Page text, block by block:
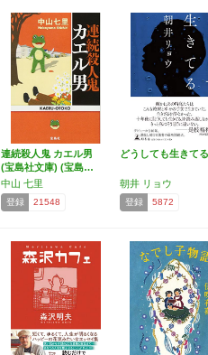
連続殺人鬼 カエル男
(宝島社文庫) (宝島…
中山 七里
登録 21548
どうしても生きてる
朝井 リョウ
登録 5872